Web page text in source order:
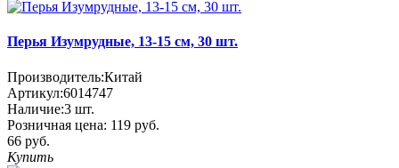
Перья Изумрудные, 13-15 см, 30 шт.
Производитель:Китай
Артикул:6014747
Наличие:3 шт.
Розничная цена: 119 руб.
66 руб.
Купить